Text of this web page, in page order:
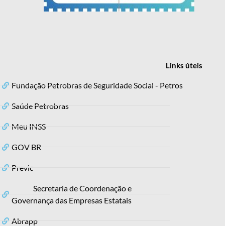
Linksúteis
Fundação Petrobras de Seguridade Social - Petros
Saúde Petrobras
Meu INSS
GOV BR
Previc
Secretaria de Coordenação e
Governança das Empresas Estatais
Abrapp